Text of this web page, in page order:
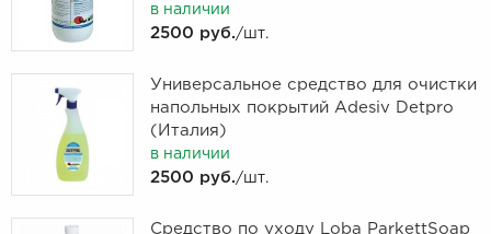
в наличии
2500 руб./шт.
Универсальное средство для очистки
напольных покрытий Adesiv Detpro
(Италия)
в наличии
2500 руб./шт.
Cредство по уходу Loba ParkettSoap